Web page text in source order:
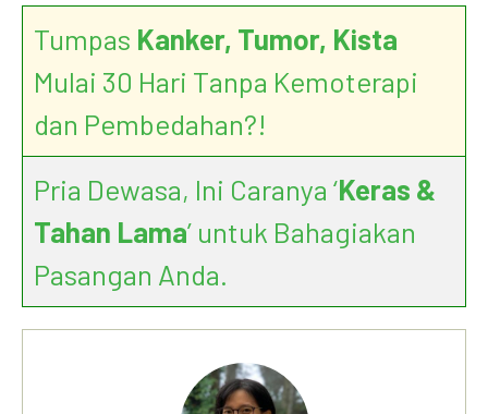
Tumpas Kanker, Tumor, Kista
Mulai 30 Hari Tanpa Kemoterapi
dan Pembedahan?!
Pria Dewasa, Ini Caranya ‘Keras &
Tahan Lama’ untuk Bahagiakan
Pasangan Anda.